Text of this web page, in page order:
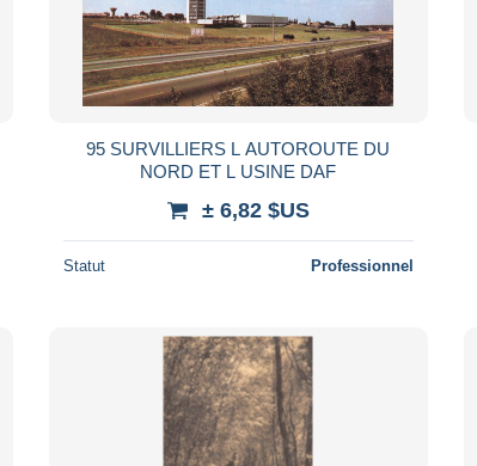
95 SURVILLIERS L AUTOROUTE DU
NORD ET L USINE DAF
± 6,82 $US
Statut Professionnel